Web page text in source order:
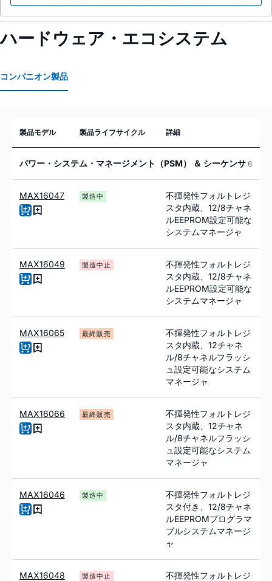
ハードウェア・エコシステム
コンパニオン製品
製品モデル 製品ライフサイクル 詳細
パワー・システム・マネージメント（PSM） ＆ シーケンサ 6
MAX16047 製造中
不揮発性フォルトレジ
スタ内蔵、12/8チャネ
ルEEPROM設定可能な
システムマネージャ
MAX16049 製造中止
不揮発性フォルトレジ
スタ内蔵、12/8チャネ
ルEEPROM設定可能な
システムマネージャ
MAX16065 最終販売
不揮発性フォルトレジ
スタ内蔵、12チャネ
ル/8チャネルフラッシ
ュ設定可能なシステム
マネージャ
MAX16066 最終販売
不揮発性フォルトレジ
スタ内蔵、12チャネ
ル/8チャネルフラッシ
ュ設定可能なシステム
マネージャ
MAX16046 製造中
不揮発性フォルトレジ
スタ付き、12/8チャネ
ルEEPROMプログラマ
ブルシステムマネージ
ャ
MAX16048 製造中止
不揮発性フォルトレジ